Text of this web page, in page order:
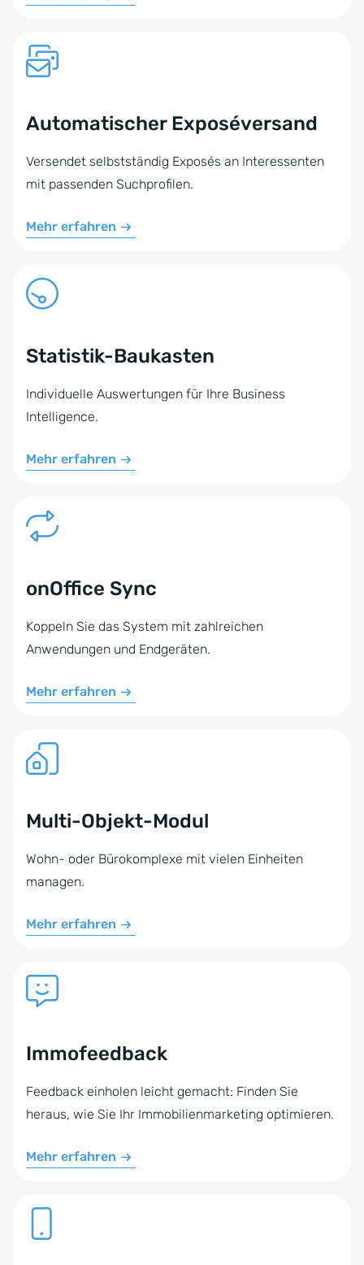
Automatischer Exposéversand
Versendet selbstständig Exposés an Interessenten
mit passenden Suchprofilen.
Mehr erfahren
Statistik-Baukasten
Individuelle Auswertungen für Ihre Business
Intelligence.
Mehr erfahren
onOffice Sync
Koppeln Sie das System mit zahlreichen
Anwendungen und Endgeräten.
Mehr erfahren
Multi-Objekt-Modul
Wohn- oder Bürokomplexe mit vielen Einheiten
managen.
Mehr erfahren
Immofeedback
Feedback einholen leicht gemacht: Finden Sie
heraus, wie Sie Ihr Immobilienmarketing optimieren.
Mehr erfahren